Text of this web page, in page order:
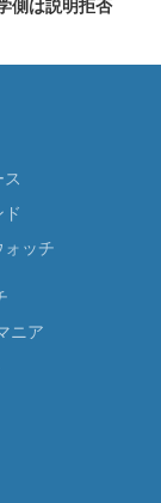
側は説明拒否
ッチ
ニア